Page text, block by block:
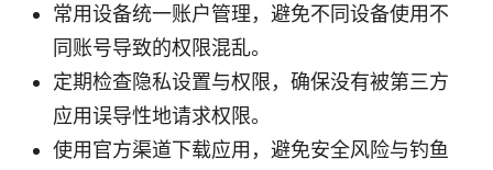
常用设备统一账户管理，避免不同设备使用不
同账号导致的权限混乱。
定期检查隐私设置与权限，确保没有被第三方
应用误导性地请求权限。
使用官方渠道下载应用，避免安全风险与钓鱼